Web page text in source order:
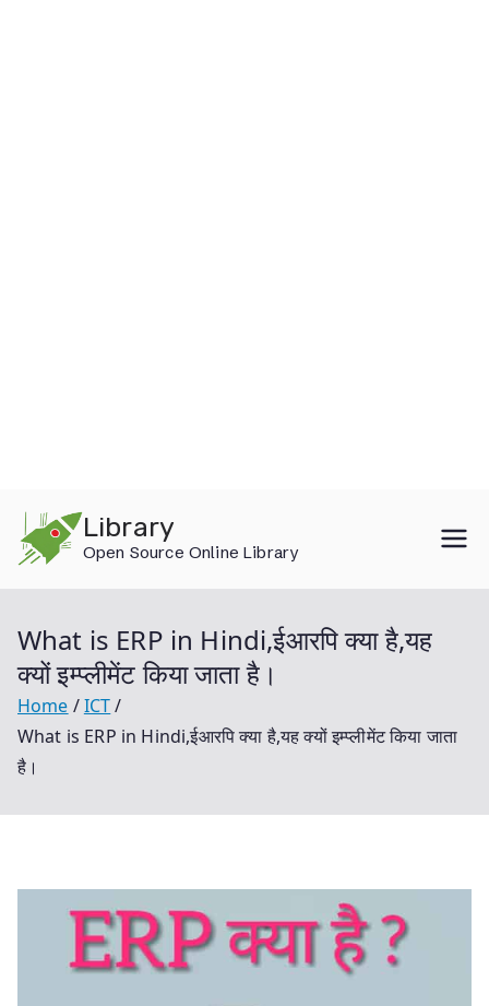
content
Library
Open Source Online Library
What is ERP in Hindi,ईआरपि क्या है,यह
क्यों इम्प्लीमेंट किया जाता है।
Home
ICT
What is ERP in Hindi,ईआरपि क्या है,यह क्यों इम्प्लीमेंट किया जाता
है।